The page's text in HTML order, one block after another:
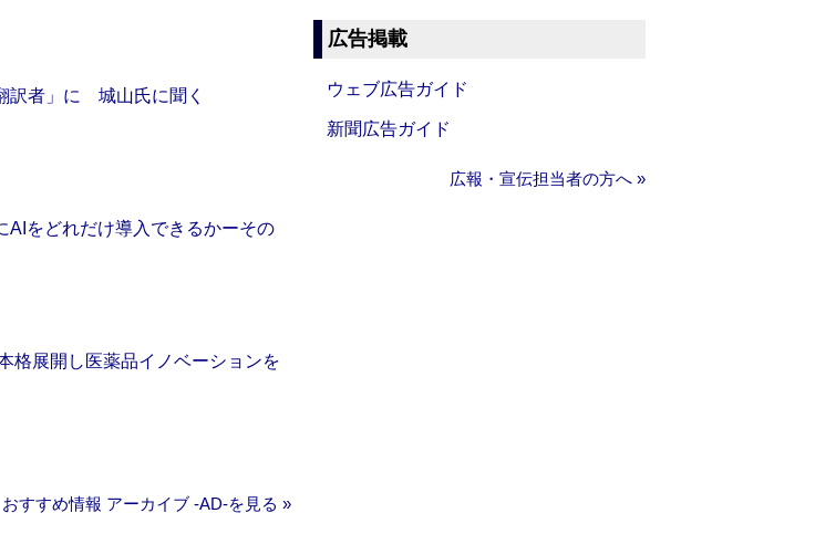
訳者」に 城山氏に聞く
AIをどれだけ導入できるかーその
格展開し医薬品イノベーションを
おすすめ情報 アーカイブ ‐AD‐を見る »
広告掲載
ウェブ広告ガイド
新聞広告ガイド
広報・宣伝担当者の方へ »